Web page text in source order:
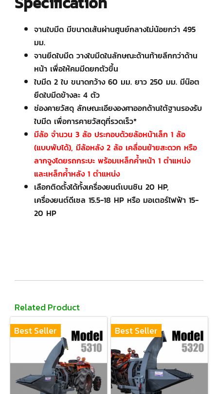
จานใบมีด มีขนาดเส้นผ่านศูนย์กลางไม่น้อยกว่า 495
มม.
จานยึดใบมีด วางใบมีดในลักษณะด้านท้ายลึกกว่าด้าน
หน้า เพื่อให้คมมีดยกตัวขึ้น
ใบมีด 2 ใบ ขนาดกว้าง 60 มม. ยาว 250 มม. มีน๊อต
ยึดใบมีดข้างละ 4 ตัว
ช่องคายวัสดุ ลักษณะเอียงองศาออกด้านใต้ฐานรองรับ
ใบมีด เพื่อการคายวัสดุที่รวดเร็ว*
มีล้อ จำนวน 3 ล้อ ประกอบด้วยล้อหน้าเล็ก 1 ล้อ
(แบบพับได้), มีล้อหลัง 2 ล้อ เคลื่อนย้ายสะดวก หรือ
ลากจูงโดยรถกระบะ พร้อมเหล็กค้ำหน้า 1 ตำแหน่ง
และเหล็กค้ำหลัง 1 ตำแหน่ง
เลือกติดตั้งได้ทั้งเครื่องยนต์เบนซิน 20 HP,
เครื่องยนต์ดีเซล 15.5-18 HP หรือ มอเตอร์ไฟฟ้า 15-
20 HP
Related Product
Best Seller
Best Seller